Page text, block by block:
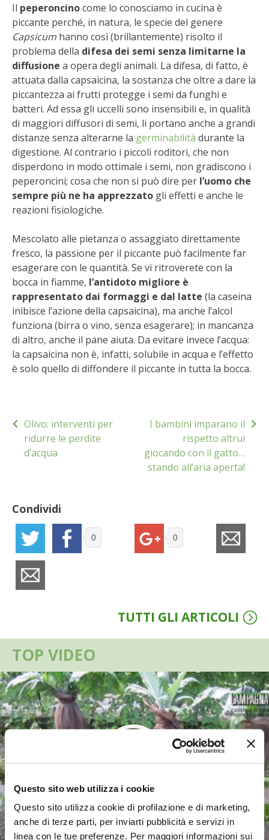
Questo sito web utilizza i cookie
Questo sito utilizza cookie di profilazione e di marketing,
anche di terze parti, per inviarti pubblicità e servizi in
linea con le tue preferenze. Per maggiori informazioni sui
FACEM
STIHL
BLUMEN
NOCCIOLA DI CALABRIA
PELLENC
MEDICINA DEI SEMPLICI
SCONTI NOVEMBRE
HUSQVARNA
ZAPI GARDEN
BENZA
ORTO BIO – TECNICHE DI COLTIVAZIONE
THERMACELL
IL MIO ORTO
ANIMALI UMANI E NON UMANI
COLTIVARE L’OLIVO
CORMIK
VIGNETO BIO
PENSA ALTERNATIVO
GARDENA
VERONESI
RIMANI A CONTATTO CON LA NATURA
VITA IN CAMPAGNA LA FIERA
NATURALMENTE
Il peperoncinocome lo conosciamo in cucina è
piccante perché, in natura, le specie del genere
Capsicum hanno così (brillantemente) risolto il
problema della difesa dei semi senza limitarne la
diffusione a opera degli animali. La difesa, di fatto, è
attuata dalla capsaicina, la sostanza che oltre a dare la
piccantezza ai frutti protegge i semi da funghi e
batteri. Ad essa gli uccelli sono insensibili e, in qualità
di maggiori diffusori di semi, li portano anche a grandi
distanze senza alterarne la germinabilità durante la
digestione. Al contrario i piccoli roditori, che non
disperdono in modo ottimale i semi, non gradiscono i
peperoncini; cosa che non si può dire per l’uomo che
sempre più ne ha apprezzato gli effetti e anche le
reazioni fisiologiche.
Mescolato alle pietanza o assaggiato direttamente
fresco, la passione per il piccante può facilmente far
esagerare con le quantità. Se vi ritroverete con la
bocca in fiamme, l’antidoto migliore è
rappresentato dai formaggi e dal latte (la caseina
inibisce l’azione della capsaicina), ma anche l’alcol
funziona (birra o vino, senza esagerare); in mancanza
di altro, anche il pane aiuta. Da evitare invece l’acqua:
la capsaicina non è, infatti, solubile in acqua e l’effetto
è solo quello di diffondere il piccante in tutta la bocca.
articoli
Olivo: interventi per
ridurre le perdite
d’acqua
I bambini imparano il
rispetto altrui
giocando con il gatto…
stando all’aria aperta!
Condividi
0 0
TUTTI GLI ARTICOLI
TOP VIDEO